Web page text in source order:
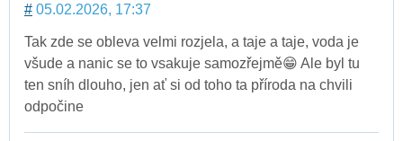
# 05.02.2026, 17:37
Tak zde se obleva velmi rozjela, a taje a taje, voda je
všude a nanic se to vsakuje samozřejmě😁 Ale byl tu
ten sníh dlouho, jen ať si od toho ta příroda na chvili
odpočine